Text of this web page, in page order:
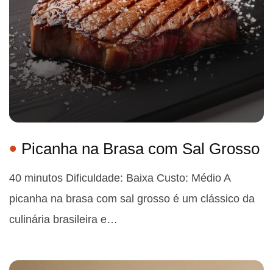
Picanha na Brasa com Sal Grosso
40 minutos Dificuldade: Baixa Custo: Médio A
picanha na brasa com sal grosso é um clássico da
culinária brasileira e…